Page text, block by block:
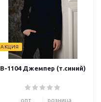
АКЦИЯ
В-1104 Джемпер (т.синий)
опт розница